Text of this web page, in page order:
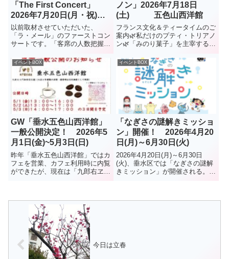
「The First Concert」
2026年7月20日(月・祝)
明石人丸教会
以前取材させていただいた、
「ラ・メール」のファーストコン
サートです。「客席の人数把握の
せの程よろしくお願い致します」
ということです。また、団員も募
集中とのこと。コンサート参加希
望、入団希望、ともに下記へ（チ
ラシ...
ノン」2026年7月18日
(土) 五色山西洋館
フランス文化＆ティータイムのご
案内🌿私だけのプティ・トリアノ
ン🌿「みのり菓子」を主宰する小
のYOKOのはじめてのコラボレー
ション。テーマは「フランスのお
庭」です。マリー・アントワネッ
トが愛した離宮「プティ・トリ...
イベントBOX
GW「垂水五色山西洋館」
一般公開決定！ 2026年5
月1日(金)~5月3日(日)
昨年「垂水五色山西洋館」ではカ
フェを営業、カフェ利用時に内覧
ができたが、現在は「九郎右ヱ門
3日間だけ公開されることに。館
内には管理人酒井さんが集めた
イベントBOX
「なぎさの謎解きミッショ
ン」開催！ 2026年4月20
日(月)～6月30日(火)
2026年4月20日(月)～6月30日
(火)、垂水区では「なぎさの謎解
きミッション」が開催される。ま
今日は立春